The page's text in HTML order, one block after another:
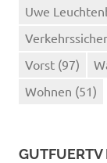
Uwe
Vorst (97)
Wohnen (51)
GUTFUERTV